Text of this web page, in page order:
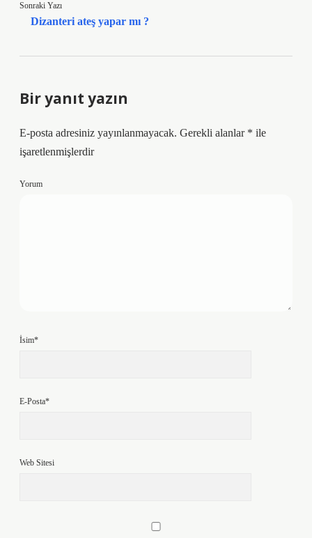
Sonraki Yazı
Dizanteri ateş yapar mı ?
Bir yanıt yazın
E-posta adresiniz yayınlanmayacak. Gerekli alanlar * ile
işaretlenmişlerdir
Yorum
İsim*
E-Posta*
Web Sitesi